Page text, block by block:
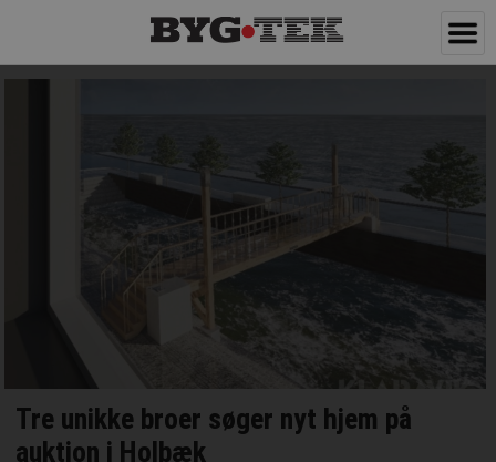
Tre unikke broer søger nyt hjem på
auktion i Holbæk